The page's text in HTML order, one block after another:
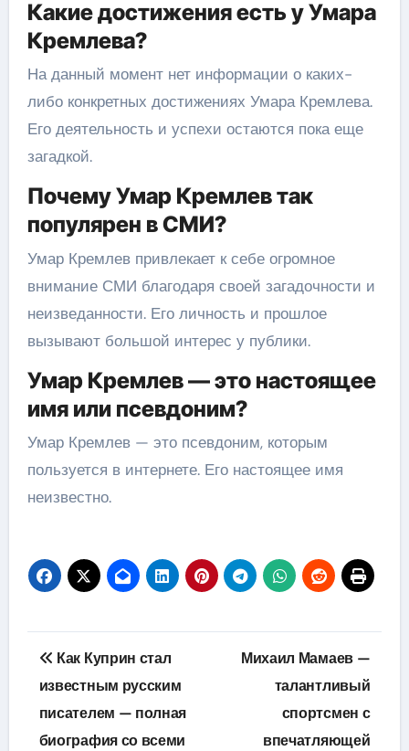
Какие достижения есть у Умара
Кремлева?
На данный момент нет информации о каких-
либо конкретных достижениях Умара Кремлева.
Его деятельность и успехи остаются пока еще
загадкой.
Почему Умар Кремлев так
популярен в СМИ?
Умар Кремлев привлекает к себе огромное
внимание СМИ благодаря своей загадочности и
неизведанности. Его личность и прошлое
вызывают большой интерес у публики.
Умар Кремлев — это настоящее
имя или псевдоним?
Умар Кремлев — это псевдоним, которым
пользуется в интернете. Его настоящее имя
неизвестно.
Навигация
по
записям
Как Куприн стал
известным русским
писателем — полная
биография со всеми
Михаил Мамаев —
талантливый
спортсмен с
впечатляющей